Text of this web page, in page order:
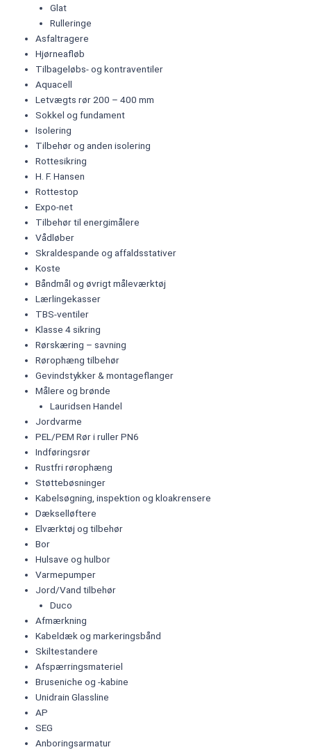
Glat
Rulleringe
Asfaltragere
Hjørneafløb
Tilbageløbs- og kontraventiler
Aquacell
Letvægts rør 200 – 400 mm
Sokkel og fundament
Isolering
Tilbehør og anden isolering
Rottesikring
H. F. Hansen
Rottestop
Expo-net
Tilbehør til energimålere
Vådløber
Skraldespande og affaldsstativer
Koste
Båndmål og øvrigt måleværktøj
Lærlingekasser
TBS-ventiler
Klasse 4 sikring
Rørskæring – savning
Rørophæng tilbehør
Gevindstykker & montageflanger
Målere og brønde
Lauridsen Handel
Jordvarme
PEL/PEM Rør i ruller PN6
Indføringsrør
Rustfri rørophæng
Støttebøsninger
Kabelsøgning, inspektion og kloakrensere
Dækselløftere
Elværktøj og tilbehør
Bor
Hulsave og hulbor
Varmepumper
Jord/Vand tilbehør
Duco
Afmærkning
Kabeldæk og markeringsbånd
Skiltestandere
Afspærringsmateriel
Bruseniche og -kabine
Unidrain Glassline
AP
SEG
Anboringsarmatur